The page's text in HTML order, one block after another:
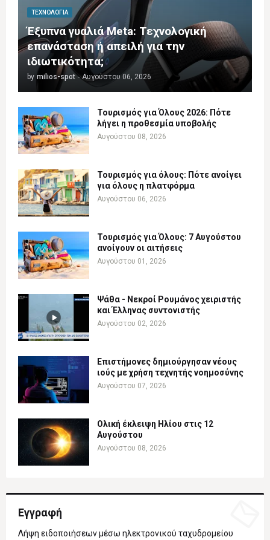
ΤΕΧΝΟΛΟΓΊΑ
Έξυπνα γυαλιά Meta: Τεχνολογική
επανάσταση ή απειλή για την
ιδιωτικότητα;
by milios-spot - Αυγούστου 06, 2026
Τουρισμός για Όλους 2026: Πότε
λήγει η προθεσμία υποβολής
Αυγούστου 08, 2026
Τουρισμός για όλους: Πότε ανοίγει
για όλους η πλατφόρμα
Αυγούστου 06, 2026
Τουρισμός για Όλους: 7 Αυγούστου
ανοίγουν οι αιτήσεις
Αυγούστου 01, 2026
Ψάθα - Νεκροί Ρουμάνος χειριστής
και Έλληνας συντονιστής
Αυγούστου 02, 2026
Επιστήμονες δημιούργησαν νέους
ιούς με χρήση τεχνητής νοημοσύνης
Αυγούστου 07, 2026
Ολική έκλειψη Ηλίου στις 12
Αυγούστου
Αυγούστου 08, 2026
Εγγραφή
Λήψη ειδοποιήσεων μέσω ηλεκτρονικού ταχυδρομείου